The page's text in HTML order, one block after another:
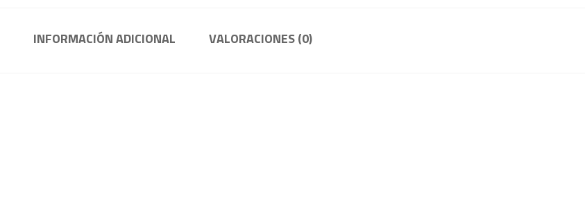
INFORMACIÓN ADICIONAL VALORACIONES (0)